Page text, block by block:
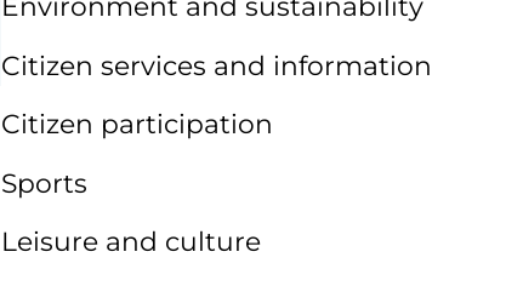
Environment and sustainability
Citizen services and information
Citizen participation
Sports
Leisure and culture